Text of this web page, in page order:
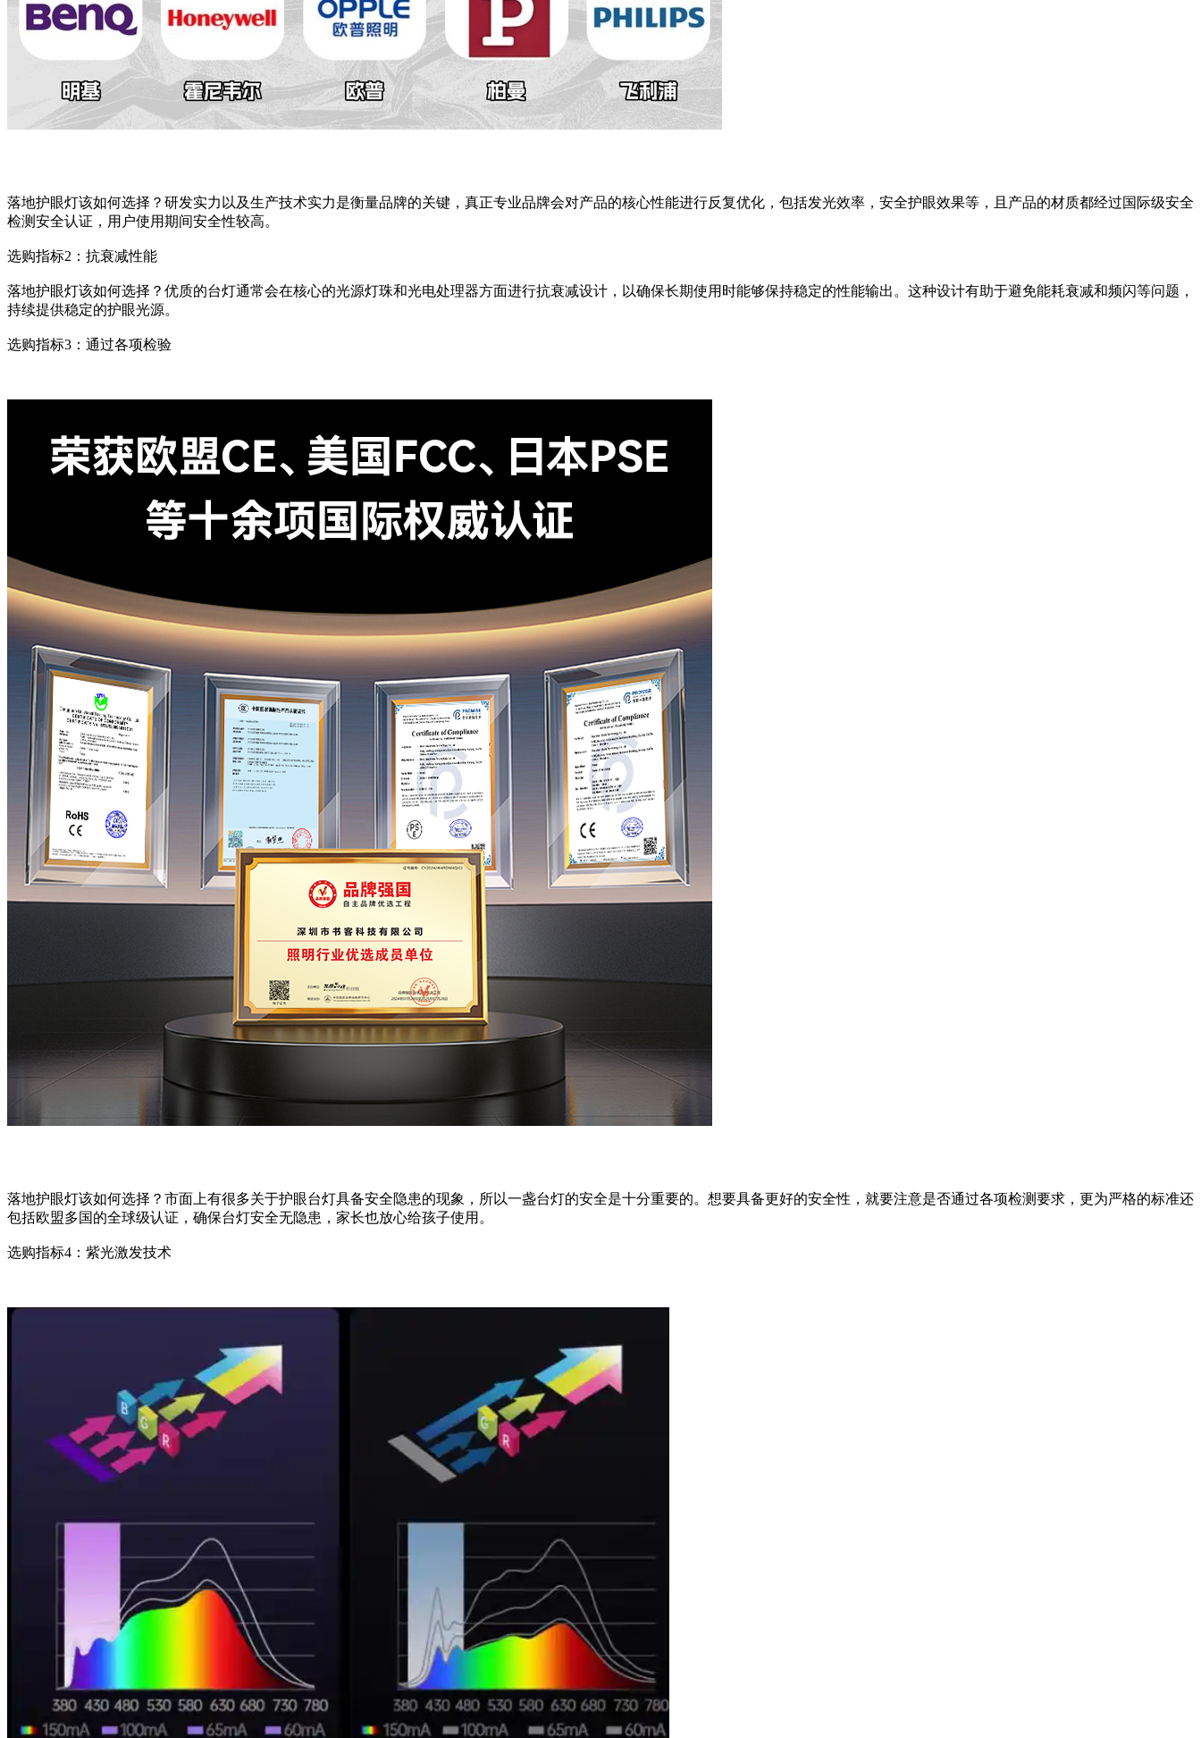
落地护眼灯该如何选择？研发实力以及生产技术实力是衡量品牌的关键，真正专业品牌会对产品的核心性能进行反复优化，包括发光效率，安全护眼效果等，且产品的材质都经过国际级安全
检测安全认证，用户使用期间安全性较高。
选购指标2：抗衰减性能
落地护眼灯该如何选择？优质的台灯通常会在核心的光源灯珠和光电处理器方面进行抗衰减设计，以确保长期使用时能够保持稳定的性能输出。这种设计有助于避免能耗衰减和频闪等问题，
持续提供稳定的护眼光源。
选购指标3：通过各项检验
落地护眼灯该如何选择？市面上有很多关于护眼台灯具备安全隐患的现象，所以一盏台灯的安全是十分重要的。想要具备更好的安全性，就要注意是否通过各项检测要求，更为严格的标准还
包括欧盟多国的全球级认证，确保台灯安全无隐患，家长也放心给孩子使用。
选购指标4：紫光激发技术